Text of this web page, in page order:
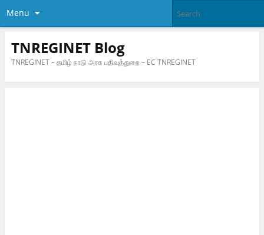
Menu
TNREGINET Blog
TNREGINET – தமிழ் நாடு அரசு பதிவுத்துறை – EC TNREGINET